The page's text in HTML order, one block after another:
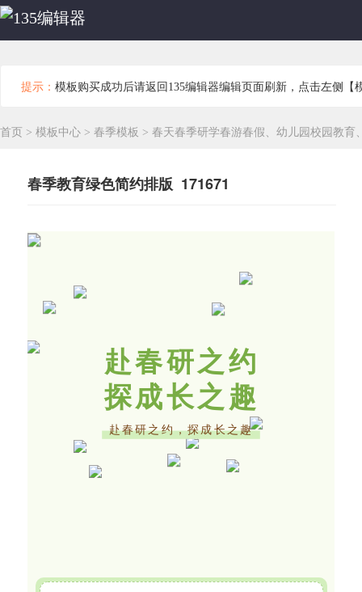
提示： 模板购买成功后请返回135编辑器编辑页面刷新，点击左侧【
首页 > 模板中心 > 春季模板 > 春天春季研学春游春假、幼儿园校园教育
春季教育绿色简约排版 171671
赴春研之约
探成长之趣
赴春研之约，探成长之趣